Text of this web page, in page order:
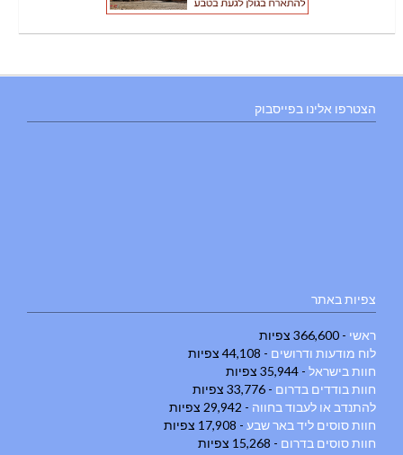
הצטרפו אלינו בפייסבוק
צפיות באתר
ראשי - 366,600 צפיות
לוח מודעות ודרושים - 44,108 צפיות
חוות בישראל - 35,944 צפיות
חוות בודדים בדרום - 33,776 צפיות
להתנדב או לעבוד בחווה - 29,942 צפיות
חוות סוסים ליד באר שבע - 17,908 צפיות
חוות סוסים בדרום - 15,268 צפיות